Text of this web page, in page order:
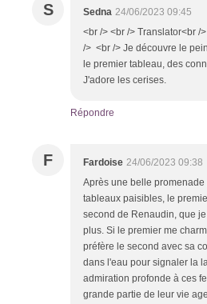
S Sedna 24/06/2023 09:45
<br /> <br /> Translator<br /
/> <br /> Je découvre le
le premier tableau, des
J'adore les cerises.
Répondre
F Fardoise 24/06/2023 09:38
Après une belle
tableaux paisibles, le
second de Renaudin, que
plus. Si le premier me
préfère le second avec sa
dans l'eau pour signaler la
admiration profonde à ces
grande partie de leur vie